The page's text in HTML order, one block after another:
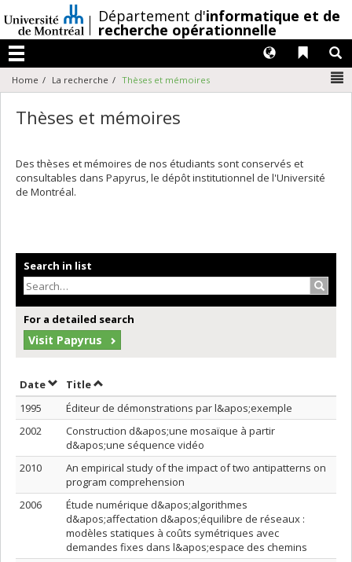
au
contenu
/Département d'informatique et de
recherche opérationnelle
Menu
Liens
Langues
Home La recherche Thèses et mémoires
Thèses et mémoires
Des thèses et mémoires de nos étudiants sont conservés et
consultables dans Papyrus, le dépôt institutionnel de l'Université
de Montréal.
Search in list
For a detailed search
Visit Papyrus
DateSort by date in ascending order
TitleSort by title in ascending order
1995
Éditeur de démonstrations par l&apos;exemple
2002
Construction d&apos;une mosaïque à partir
d&apos;une séquence vidéo
2010
An empirical study of the impact of two antipatterns on
program comprehension
2006
Étude numérique d&apos;algorithmes
d&apos;affectation d&apos;équilibre de réseaux :
modèles statiques à coûts symétriques avec
demandes fixes dans l&apos;espace des chemins